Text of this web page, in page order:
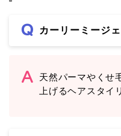
カーリーミージ
天然パーマやくせ
上げるヘアスタイ